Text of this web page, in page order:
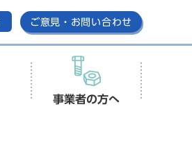
ご意見・お問い合わせ
事業者の方へ